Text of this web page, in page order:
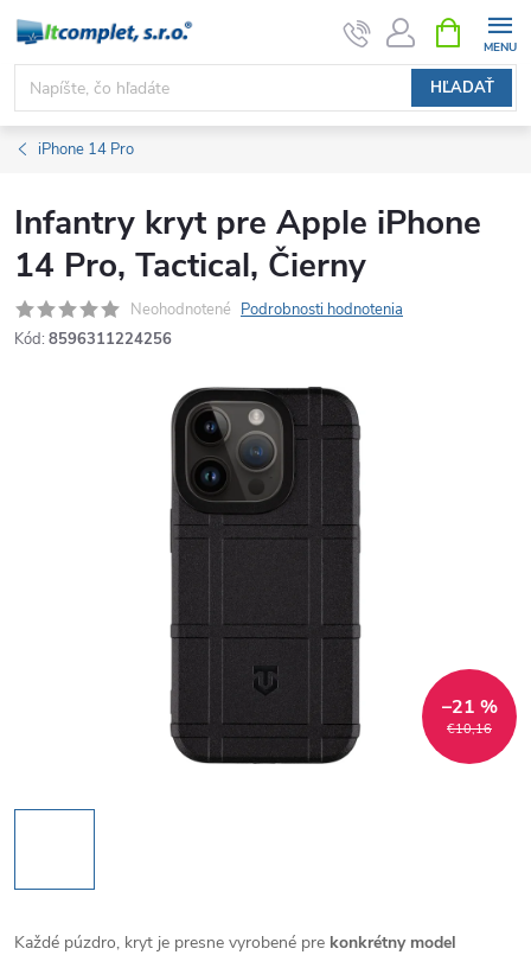
Prejsť
obsah
HĽADAŤ
KOŠÍK
iPhone 14 Pro
Infantry kryt pre Apple iPhone
14 Pro, Tactical, Čierny
Neohodnotené Podrobnosti hodnotenia
Kód: 8596311224256
€10,16
–21 %
Každé púzdro, kryt je presne vyrobené pre konkrétny model